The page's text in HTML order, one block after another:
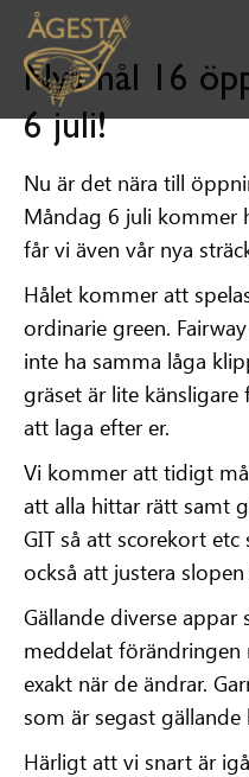
Nya hål 16
6 juli!
Nu är det nära till
Måndag 6 juli kommer
får vi även vår nya
Hålet kommer att
ordinarie green.
inte ha samma låga
gräset är lite
att laga efter er.
Vi kommer att tidigt
att alla hittar rätt samt
GIT så att scorekort
också att justera
Gällande diverse appar
meddelat förändringen
exakt när de ändrar.
som är segast
Härligt att vi snart är